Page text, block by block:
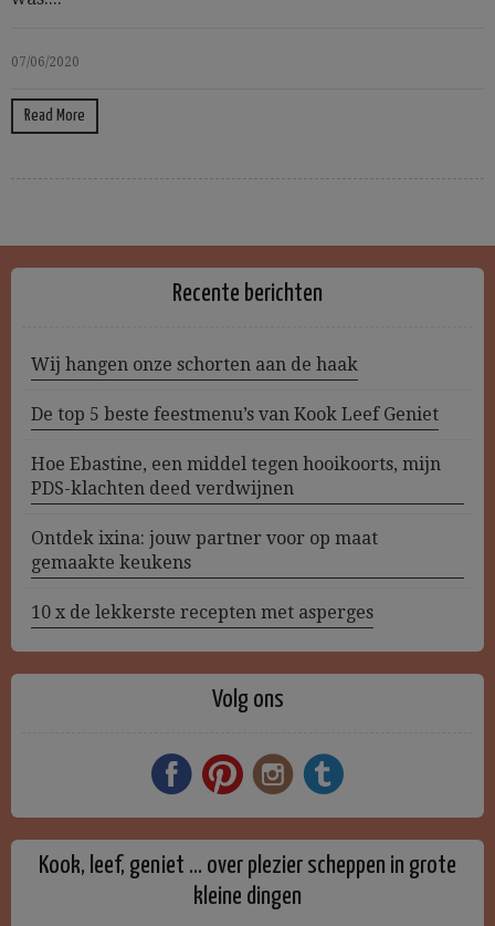
07/06/2020
Read More
Recente berichten
Wij hangen onze schorten aan de haak
De top 5 beste feestmenu’s van Kook Leef Geniet
Hoe Ebastine, een middel tegen hooikoorts, mijn
PDS-klachten deed verdwijnen
Ontdek ixina: jouw partner voor op maat
gemaakte keukens
10 x de lekkerste recepten met asperges
Volg ons
Kook, leef, geniet … over plezier scheppen in grote
kleine dingen